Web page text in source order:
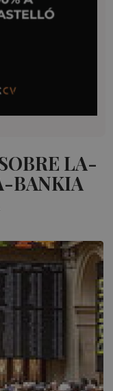
LA-
BANKIA